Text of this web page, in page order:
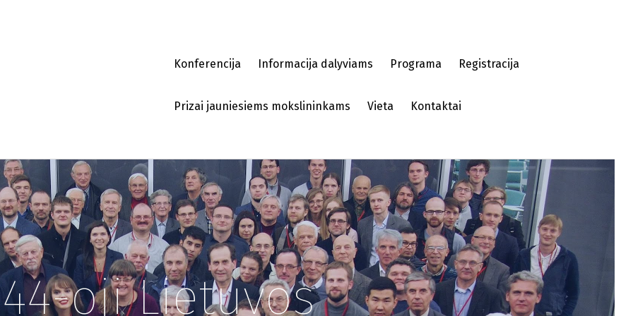
Konferencija Informacija dalyviams Programa Registracija
Prizai jauniesiems mokslininkams Vieta Kontaktai
44-oji Lietuvos